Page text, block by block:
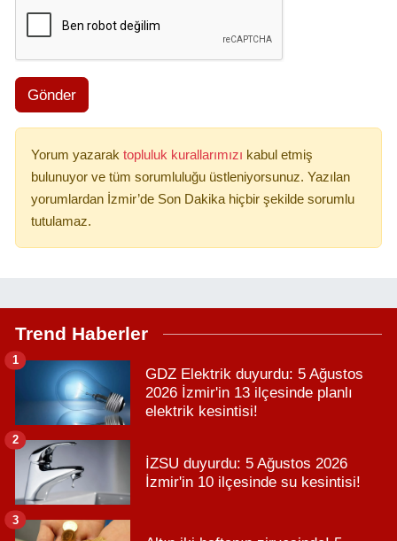
Gönder
Yorum yazarak topluluk kurallarımızı kabul etmiş
bulunuyor ve tüm sorumluluğu üstleniyorsunuz. Yazılan
yorumlardan İzmir’de Son Dakika hiçbir şekilde sorumlu
tutulamaz.
Trend Haberler
GDZ Elektrik duyurdu: 5 Ağustos
2026 İzmir'in 13 ilçesinde planlı
elektrik kesintisi!
1
İZSU duyurdu: 5 Ağustos 2026
İzmir'in 10 ilçesinde su kesintisi!
2
3